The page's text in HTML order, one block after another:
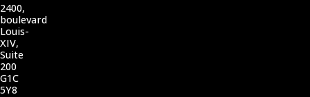
2400,
boulevard
Louis-
XIV,
Suite
200
G1C
5Y8